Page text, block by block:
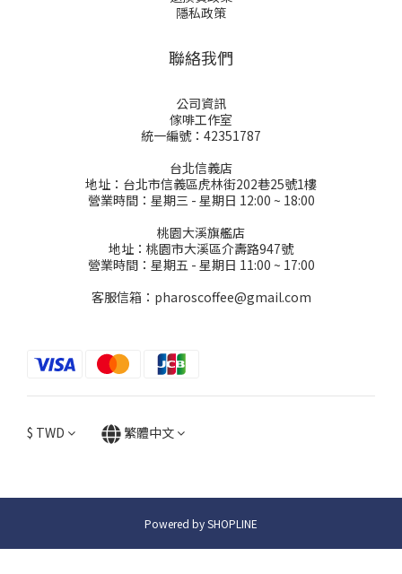
隱私政策
聯絡我們
公司資訊
傢啡工作室
統一編號：42351787
台北信義店
地址：台北市信義區虎林街202巷25號1樓
營業時間：星期三 - 星期日 12:00 ~ 18:00
桃園大溪旗艦店
地址：桃園市大溪區介壽路947號
營業時間：星期五 - 星期日 11:00 ~ 17:00
客服信箱：pharoscoffee@gmail.com
$ TWD 繁體中文
Powered by SHOPLINE